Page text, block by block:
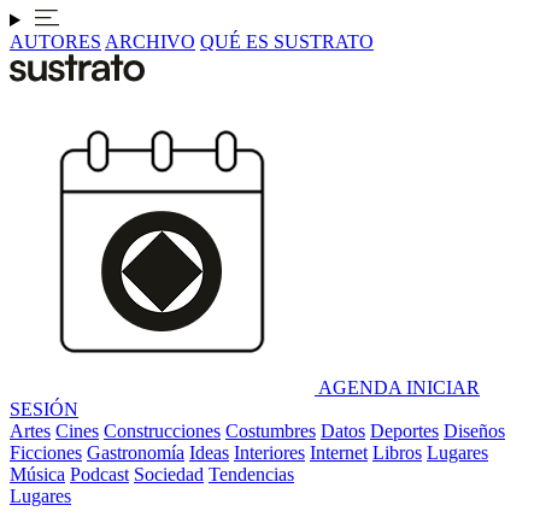
AUTORES ARCHIVO QUÉ ES SUSTRATO
AGENDA INICIAR
SESIÓN
Artes Cines Construcciones Costumbres Datos Deportes Diseños
Ficciones Gastronomía Ideas Interiores Internet Libros Lugares
Música Podcast Sociedad Tendencias
Lugares